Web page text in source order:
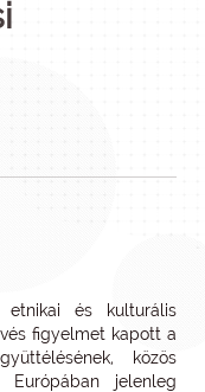
etnikai és kulturális
figyelmet kapott a
közös
Európában jelenleg